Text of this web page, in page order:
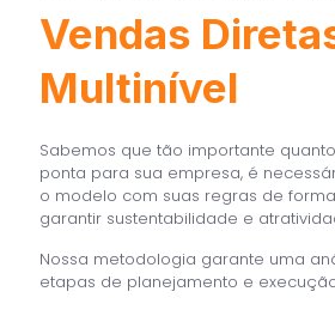
Vendas
Multinível
Sabemos que tão importante
ponta para sua empresa, é
o modelo com suas regras de
garantir sustentabilidade e
Nossa metodologia garante uma
etapas de planejamento e